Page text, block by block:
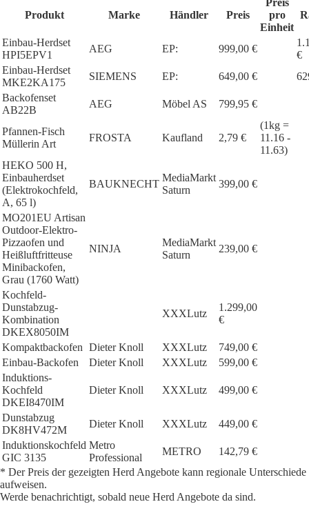
Produkt Marke Händler Preis
Preis
pro
Einheit
Einbau-Herdset
HPI5EPV1
AEG EP: 999,00 €
€
Einbau-Herdset
MKE2KA175
SIEMENS EP: 649,00 €
Backofenset
AB22B
AEG Möbel AS 799,95 €
Pfannen-Fisch
Müllerin Art
FROSTA Kaufland 2,79 €
(1kg =
11.16 -
11.63)
HEKO 500 H,
Einbauherdset
(Elektrokochfeld,
A, 65 l)
BAUKNECHT
MediaMarkt
Saturn
399,00 €
MO201EU Artisan
Outdoor-Elektro-
Pizzaofen und
Heißluftfritteuse
Minibackofen,
Grau (1760 Watt)
NINJA
MediaMarkt
Saturn
239,00 €
Kochfeld-
Dunstabzug-
Kombination
DKEX8050IM
XXXLutz
1.299,00
€
Kompaktbackofen Dieter Knoll XXXLutz
749,00 €
Einbau-Backofen
Dieter Knoll XXXLutz
599,00 €
Induktions-
Kochfeld
DKEI8470IM
Dieter Knoll XXXLutz 499,00 €
Dunstabzug
DK8HV472M
Dieter Knoll XXXLutz
449,00 €
Induktionskochfeld
GIC 3135
Metro
Professional
METRO
142,79 €
* Der Preis der gezeigten Herd Angebote kann regionale Unterschiede
aufweisen.
Werde benachrichtigt, sobald neue Herd Angebote da sind.